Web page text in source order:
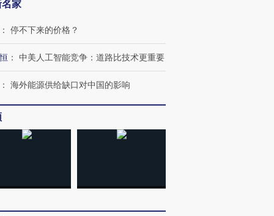
家
： 停不下来的价格？
： 中美人工智能竞争：道路比技术更重要
： 海外能源供给缺口对中国的影响